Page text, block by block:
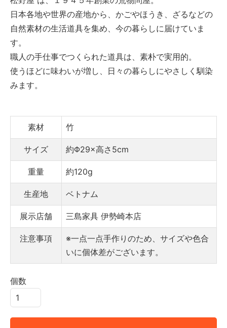
日本各地や世界の産地から、かごやほうき、ざるなどの
自然素材の生活道具を集め、今の暮らしに届けていま
す。
職人の手仕事でつくられた道具は、素朴で実用的。
使うほどに味わいが増し、日々の暮らしにやさしく馴染
みます。
素材 竹
サイズ 約Φ29×高さ5cm
重量 約120g
生産地 ベトナム
展示店舗 三島家具 伊勢崎本店
注意事項
※一点一点手作りのため、サイズや色合
いに個体差がございます。
個数